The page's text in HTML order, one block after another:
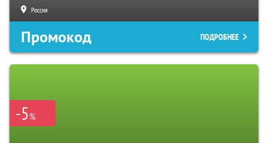
Россия
Промокод ПОДРОБНЕЕ
-5%